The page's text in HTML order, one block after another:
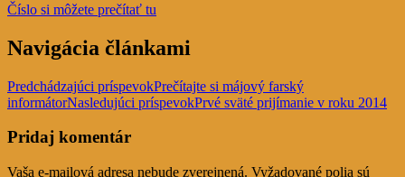
Číslo si môžete prečítať tu
Navigácia článkami
Predchádzajúci príspevokPrečítajte si májový farský
informátorNasledujúci príspevokPrvé sväté prijímanie v roku 2014
Pridaj komentár
Vaša e-mailová adresa nebude zverejnená. Vyžadované polia sú